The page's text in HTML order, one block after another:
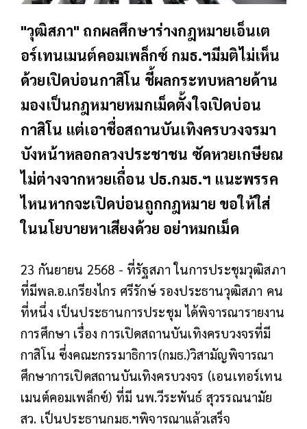
"วุฒิสภา" ถกผลศึกษาร่างกฎหมายเอ็นเต
อร์เทนเมนต์คอมเพล็กซ์ กมธ.ฯมีมติไม่เห็น
ด้วยเปิดบ่อนกาสิโน ชี้ผลกระทบหลายด้าน
มองเป็นกฎหมายหมกเม็ดตั้งใจเปิดบ่อน
กาสิโน แต่เอาชื่อสถานบันเทิงครบวงจรมา
บังหน้าหลอกลวงประชาชน ซัดหวยเกษียณ
ไม่ต่างจากหวยเถื่อน ปธ.กมธ.ฯ แนะพรรค
ไหนหากจะเปิดบ่อนถูกกฎหมาย ขอให้ใส่
ในนโยบายหาเสียงด้วย อย่าหมกเม็ด
23 กันยายน 2568 - ที่รัฐสภา ในการประชุมวุฒิสภา
ที่มีพล.อ.เกรียงไกร ศรีรักษ์ รองประธานวุฒิสภา คน
ที่หนึ่ง เป็นประธานการประชุม ได้พิจารณารายงาน
การศึกษา เรื่อง การเปิดสถานบันเทิงครบวงจรที่มี
กาสิโน ซึ่งคณะกรรมาธิการ(กมธ.)วิสามัญพิจารณา
ศึกษาการเปิดสถานบันเทิงครบวงจร (เอนเทอร์เทน
เมนต์คอมเพล็กซ์) ที่มี นพ.วีระพันธ์ สุวรรณนามัย
สว. เป็นประธานกมธ.ฯพิจารณาแล้วเสร็จ